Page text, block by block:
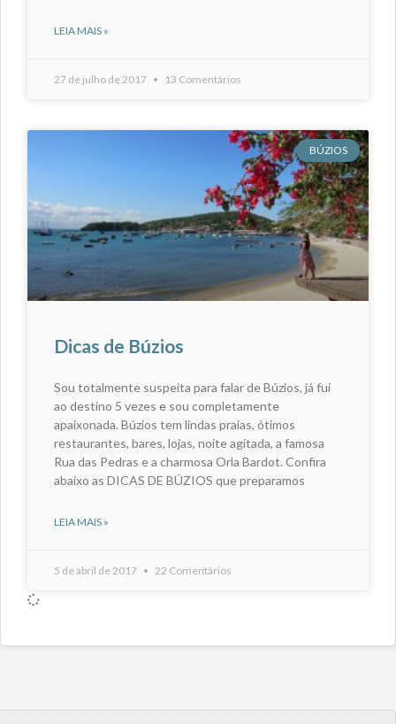
LEIA MAIS »
27 de julho de 2017 13 Comentários
BÚZIOS
Dicas de Búzios
Sou totalmente suspeita para falar de Búzios, já fui
ao destino 5 vezes e sou completamente
apaixonada. Búzios tem lindas praias, ótimos
restaurantes, bares, lojas, noite agitada, a famosa
Rua das Pedras e a charmosa Orla Bardot. Confira
abaixo as DICAS DE BÚZIOS que preparamos
LEIA MAIS »
5 de abril de 2017 22 Comentários